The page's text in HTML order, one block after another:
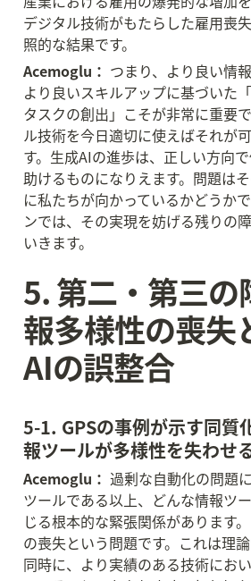
デジタル技術がもたらした雇用喪
照的な結果です。
Acemoglu： つまり、より良い情
より良いスキルアップに基づいた
タスクの創出」こそが非常に重要
ル技術を今日適切に使えばそれが
す。生成AIの進歩は、正しい方向
助けるものになりえます。問題はそ
に私たちが向かっているかどうか
ンでは、その実現を妨げる残りの
いきます。
5. 第二・第三の
報多様性の喪失
AIの誤整合
5-1. GPSの事例が示す同
報ツールが多様性を失わせ
Acemoglu： 過剰な自動化の問題
ツールである以上、どんな情報ツ
じる根本的な緊張関係があります
の喪失という問題です。これは理
同時に、より実績のある技術にお